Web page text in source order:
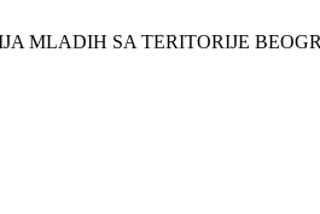
MLADIH SA TERITORIJE